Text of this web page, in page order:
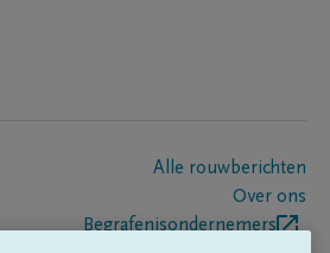
Alle rouwberichten
Over ons
Begrafenisondernemers